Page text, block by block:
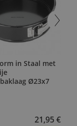
in Staal met
Ø23x7
21,95 €